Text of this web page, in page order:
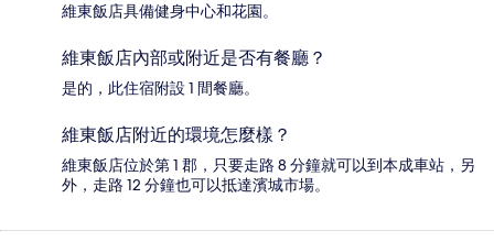
維東飯店具備健身中心和花園。
維東飯店內部或附近是否有餐廳？
是的，此住宿附設 1 間餐廳。
維東飯店附近的環境怎麼樣？
維東飯店位於第 1 郡，只要走路 8 分鐘就可以到本成車站，另
外，走路 12 分鐘也可以抵達濱城市場。